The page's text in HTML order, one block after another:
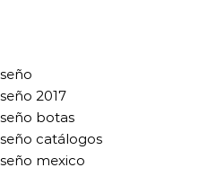
2017
botas
catálogos
mexico